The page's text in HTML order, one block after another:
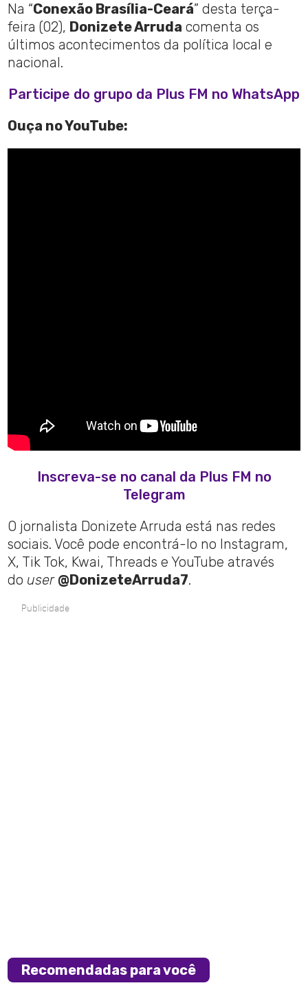
Na “Conexão Brasília-Ceará” desta terça-
feira (02), Donizete Arruda comenta os
últimos acontecimentos da política local e
nacional.
Participe do grupo da Plus FM no WhatsApp
Ouça no YouTube:
Inscreva-se no canal da Plus FM no
Telegram
O jornalista Donizete Arruda está nas redes
sociais. Você pode encontrá-lo no Instagram,
X, Tik Tok, Kwai, Threads e YouTube através
do user @DonizeteArruda7.
Publicidade
Recomendadas para você